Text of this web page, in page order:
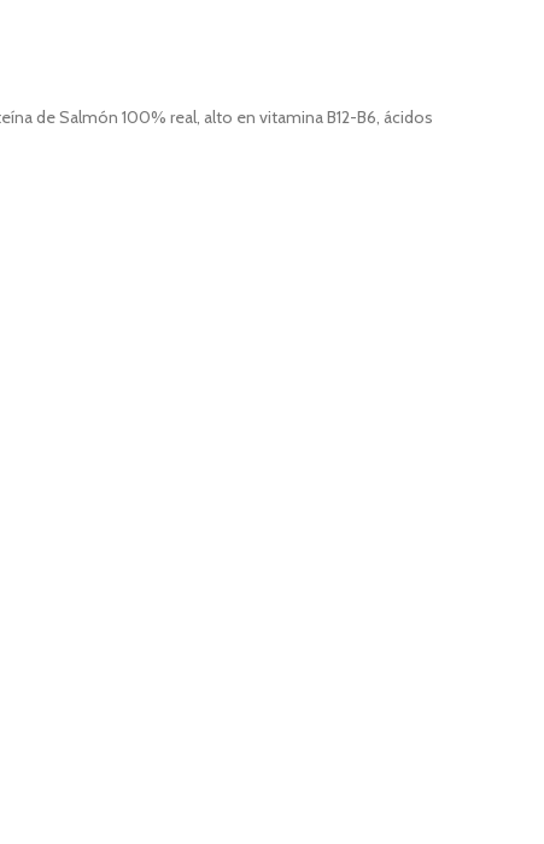
de Salmón 100% real, alto en vitamina B12-B6, ácidos